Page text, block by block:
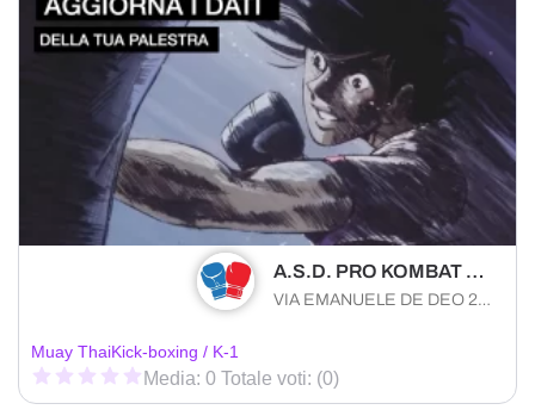
A.S.D. PRO KOMBAT BARLETTA
VIA EMANUELE DE DEO 27 Barletta (BT) 76121 , Puglia
Muay ThaiKick-boxing / K-1
Media: 0 Totale voti: (0)